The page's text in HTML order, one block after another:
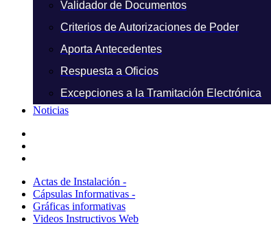
Validador de Documentos
Criterios de Autorizaciones de Poder
Aporta Antecedentes
Respuesta a Oficios
Excepciones a la Tramitación Electrónica
Noticias
Actas de Instalación -
Cápsulas Informativas -
Gráficas informativas
Videos Instructivos Web